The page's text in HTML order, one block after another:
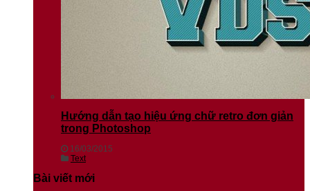
Hướng dẫn tạo hiệu ứng chữ retro đơn giản
trong Photoshop
16/03/2015
Text
Bài viết mới